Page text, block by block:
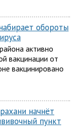
обороты
активно
вакцинации от
вакцинировано
начнёт
пункт